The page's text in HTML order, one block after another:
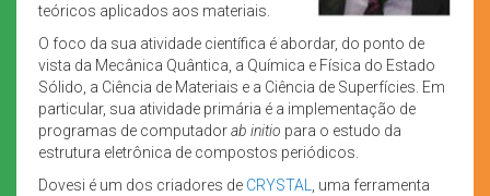
teóricos aplicados aos materiais.
O foco da sua atividade científica é abordar, do ponto de
vista da Mecânica Quântica, a Química e Física do Estado
Sólido, a Ciência de Materiais e a Ciência de Superfícies. Em
particular, sua atividade primária é a implementação de
programas de computadorab initio para o estudo da
estrutura eletrônica de compostos periódicos.
Dovesi é um dos criadores de CRYSTAL
, uma ferramenta